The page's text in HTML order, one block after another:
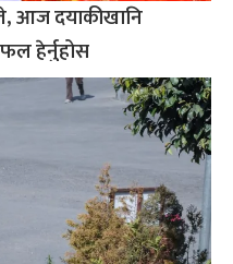
आज दयाकीखानि
हेर्नुहोस